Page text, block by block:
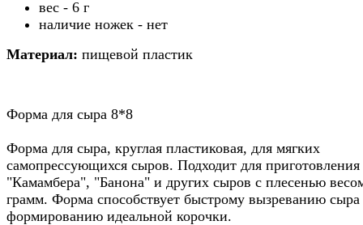
вес - 6 г
наличие ножек - нет
Материал: пищевой пластик
Форма для сыра 8*8
Форма для сыра, круглая пластиковая, для мягких
самопрессующихся сыров. Подходит для приготовления
"Камамбера", "Банона" и других сыров с плесенью
грамм. Форма способствует быстрому вызреванию
формированию идеальной корочки.